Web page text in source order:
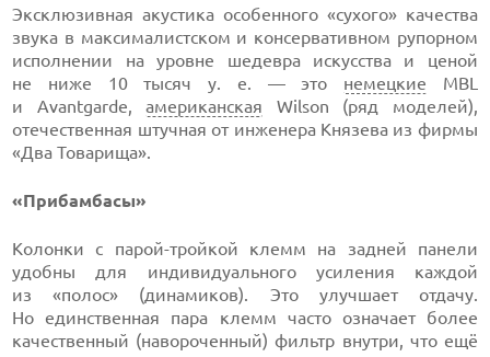
Эксклюзивная акустика особенного «сухого» качества
звука в максималистском и консервативном рупорном
исполнении на уровне шедевра искусства и ценой
не ниже 10 тысяч у. е. — это немецкие MBL
и Avantgarde,американская Wilson (ряд моделей),
отечественная штучная от инженера Князева из фирмы
«Два Товарища».
«Прибамбасы»
Колонки с парой-тройкой клемм на задней панели
удобны для индивидуального усиления каждой
из «полос» (динамиков). Это улучшает отдачу.
Но единственная пара клемм часто означает более
качественный (навороченный) фильтр внутри, что ещё